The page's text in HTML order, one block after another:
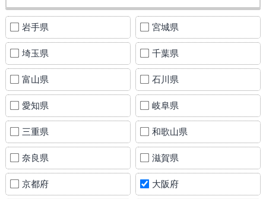
岩手県 宮城県
埼玉県 千葉県
富山県 石川県
愛知県 岐阜県
三重県 和歌山県
奈良県 滋賀県
京都府 大阪府